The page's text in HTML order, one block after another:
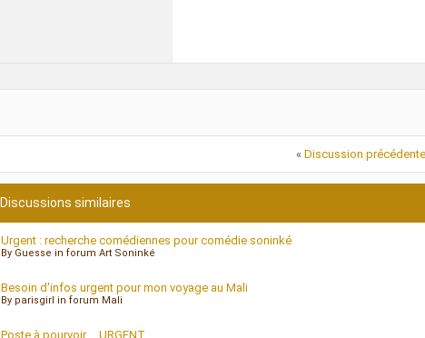
« Discussion précédente
Discussions similaires
Urgent : recherche comédiennes pour comédie soninké
By Guesse in forum Art Soninké
Besoin d'infos urgent pour mon voyage au Mali
By parisgirl in forum Mali
Poste à pourvoir.... URGENT